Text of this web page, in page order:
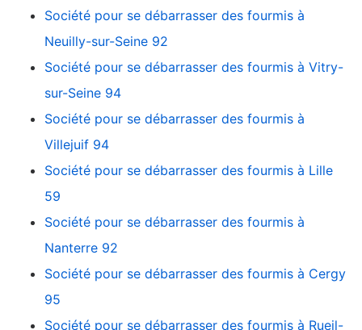
Société pour se débarrasser des fourmis à
Neuilly-sur-Seine 92
Société pour se débarrasser des fourmis à Vitry-
sur-Seine 94
Société pour se débarrasser des fourmis à
Villejuif 94
Société pour se débarrasser des fourmis à Lille
59
Société pour se débarrasser des fourmis à
Nanterre 92
Société pour se débarrasser des fourmis à Cergy
95
Société pour se débarrasser des fourmis à Rueil-